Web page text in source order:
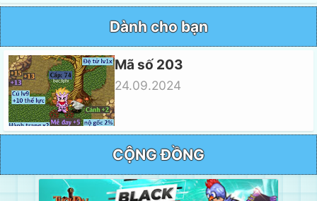
Dành cho bạn
Mã số 203
24.09.2024
CỘNG ĐỒNG